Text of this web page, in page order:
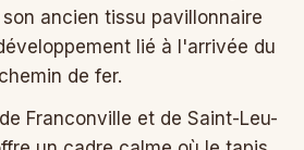
ancien tissu pavillonnaire
lié à l'arrivée du
chemin de fer.
Franconville et de Saint-Leu-